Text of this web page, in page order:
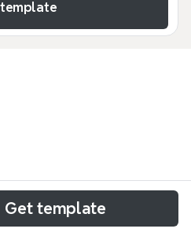
Get template